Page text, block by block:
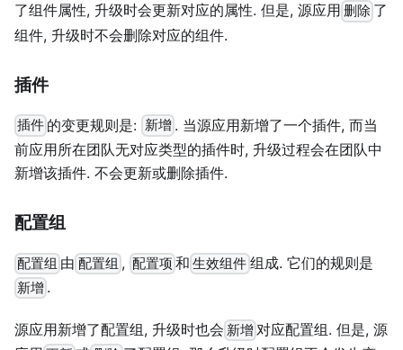
了组件属性, 升级时会更新对应的属性. 但是, 源应用 删除 了
组件, 升级时不会删除对应的组件.
插件
插件 的变更规则是: 新增 . 当源应用新增了一个插件, 而当
前应用所在团队无对应类型的插件时, 升级过程会在团队中
新增该插件. 不会更新或删除插件.
配置组
配置组 由 配置组 , 配置项 和生效组件组成. 它们的规则是
新增 .
源应用新增了配置组, 升级时也会 新增 对应配置组. 但是, 源